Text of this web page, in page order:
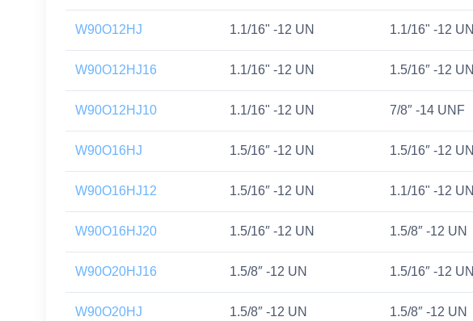
W90O12HJ 1.1/16" -12 UN 1.1/16" -12 UN
W90O12HJ16 1.1/16" -12 UN 1.5/16″ -12 UN
W90O12HJ10 1.1/16" -12 UN 7/8″ -14 UNF
W90O16HJ 1.5/16″ -12 UN 1.5/16″ -12 UN
W90O16HJ12 1.5/16″ -12 UN 1.1/16" -12 UN
W90O16HJ20 1.5/16″ -12 UN 1.5/8″ -12 UN
W90O20HJ16 1.5/8″ -12 UN 1.5/16″ -12 UN
W90O20HJ 1.5/8″ -12 UN 1.5/8″ -12 UN